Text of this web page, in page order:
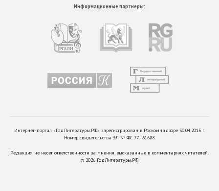
Информационные партнеры:
Интернет-портал «ГодЛитературы.РФ» зарегистрирован в Роскомнадзоре 30.04.2015 г.
Номер свидетельства ЭЛ № ФС 77 - 61688.
Редакция не несет ответственности за мнения, высказанные в комментариях читателей.
© 2026 ГодЛитературы.РФ